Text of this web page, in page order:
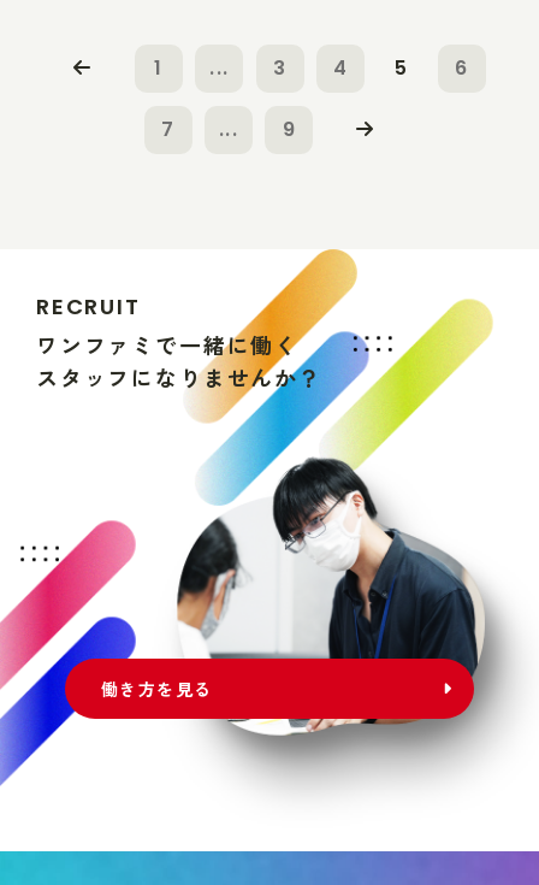
1 ... 3 4 5 6
7 ... 9
RECRUIT
ワ ン フ ァ ミ で一緒に働 く
ス タ ッ フ にな りま せんか？
働き方を見る